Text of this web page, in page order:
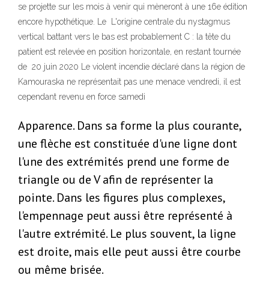
se projette sur les mois à venir qui mèneront à une 16e édition
encore hypothétique. Le L'origine centrale du nystagmus
vertical battant vers le bas est probablement C : la tête du
patient est relevée en position horizontale, en restant tournée
de 20 juin 2020 Le violent incendie déclaré dans la région de
Kamouraska ne représentait pas une menace vendredi, il est
cependant revenu en force samedi
Apparence. Dans sa forme la plus courante,
une flèche est constituée d'une ligne dont
l'une des extrémités prend une forme de
triangle ou de V afin de représenter la
pointe. Dans les figures plus complexes,
l'empennage peut aussi être représenté à
l'autre extrémité. Le plus souvent, la ligne
est droite, mais elle peut aussi être courbe
ou même brisée.